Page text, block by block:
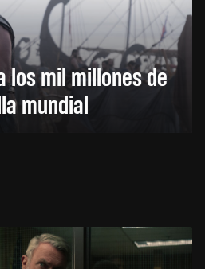
los mil millones de
mundial